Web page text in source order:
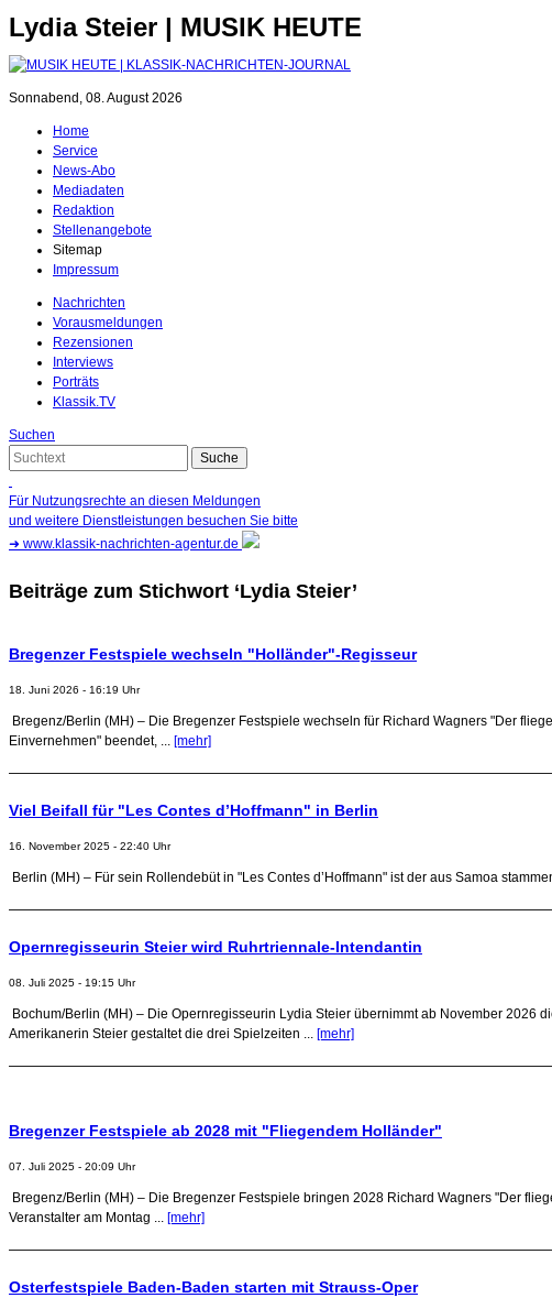
Lydia Steier | MUSIK HEUTE
Sonnabend, 08. August 2026
Home
Service
News-Abo
Mediadaten
Redaktion
Stellenangebote
Sitemap
Impressum
Nachrichten
Vorausmeldungen
Rezensionen
Interviews
Porträts
Klassik.TV
Suchen
Für Nutzungsrechte an diesen Meldungen
und weitere Dienstleistungen besuchen Sie bitte
➜ www.klassik-nachrichten-agentur.de
Beiträge zum Stichwort ‘Lydia Steier’
Bregenzer Festspiele wechseln "Holländer"-Regisseur
18. Juni 2026 - 16:19 Uhr
Bregenz/Berlin (MH) – Die Bregenzer Festspiele wechseln für Richard Wagners "Der
Einvernehmen" beendet, ... [mehr]
Viel Beifall für "Les Contes d’Hoffmann" in Berlin
16. November 2025 - 22:40 Uhr
Berlin (MH) – Für sein Rollendebüt in "Les Contes d’Hoffmann" ist der aus Samoa
Opernregisseurin Steier wird Ruhrtriennale-Intendantin
08. Juli 2025 - 19:15 Uhr
Bochum/Berlin (MH) – Die Opernregisseurin Lydia Steier übernimmt ab November
Amerikanerin Steier gestaltet die drei Spielzeiten ... [mehr]
Bregenzer Festspiele ab 2028 mit "Fliegendem Holländer"
07. Juli 2025 - 20:09 Uhr
Bregenz/Berlin (MH) – Die Bregenzer Festspiele bringen 2028 Richard Wagners "Der
Veranstalter am Montag ... [mehr]
Osterfestspiele Baden-Baden starten mit Strauss-Oper